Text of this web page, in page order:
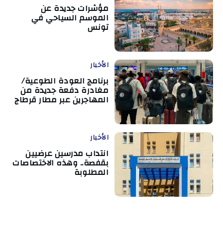
مؤشرات جديدة عن
الموسم السياحي في
تونس
الأخبار
برنامج العودة الطوعية/
مغادرة دفعة جديدة من
المهاجرين عبر مطار قرطاج
الأخبار
انتداب مدرسين عرضيين
بقفصة.. وهذه الاختصاصات
المطلوبة